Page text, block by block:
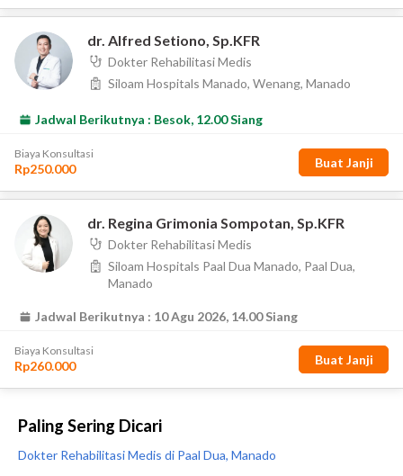
Paling Sering Dicari
Dokter Rehabilitasi Medis di Paal Dua, Manado